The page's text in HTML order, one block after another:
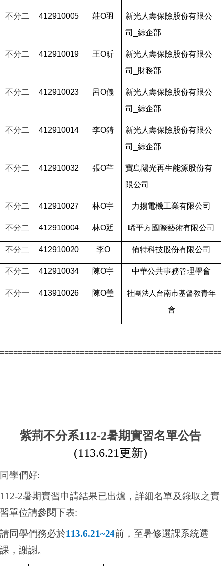
不分二 412910005 莊O羽
新光人壽保險股份有限公
司_綜企部
不分二 412910019 王O昕
新光人壽保險股份有限公
司_財務部
不分二 412910023 呂O儀
新光人壽保險股份有限公
司_綜企部
不分二 412910014 李O錡
新光人壽保險股份有限公
司_綜企部
不分二 412910032 張O芊
寶島陽光再生能源股份有
限公司
不分二 412910027 林O宇 力揚電機工業有限公司
不分二 412910004 林O廷 晞平方國際藝術有限公司
不分二 412910020 李O 侑特科技股份有限公司
不分二 412910034 陳O宇 中華公共事務管理學會
不分一 413910026 陳O瑩 社團法人台南市基督教青年
會
紫荊不分系112-2暑期實習名單公告
(113.6.21更新)
同學們好:
112-2暑期實習申請結果已出爐，詳細名單及錄取之實
習單位請參閱下表:
請同學們務必於113.6.21~24前，至暑修選課系統選
課，謝謝。